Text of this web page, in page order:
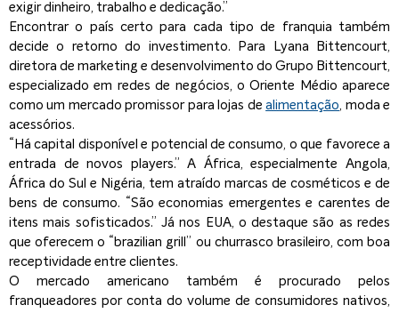
exigir dinheiro, trabalho e dedicação.”
Encontrar o país certo para cada tipo de franquia também
decide o retorno do investimento. Para Lyana Bittencourt,
diretora de marketing e desenvolvimento do Grupo Bittencourt,
especializado em redes de negócios, o Oriente Médio aparece
como um mercado promissor para lojas dealimentação, moda e
acessórios.
“Há capital disponível e potencial de consumo, o que favorece a
entrada de novos players.” A África, especialmente Angola,
África do Sul e Nigéria, tem atraído marcas de cosméticos e de
bens de consumo. “São economias emergentes e carentes de
itens mais sofisticados.” Já nos EUA, o destaque são as redes
que oferecem o “brazilian grill” ou churrasco brasileiro, com boa
receptividade entre clientes.
O mercado americano também é procurado pelos
franqueadores por conta do volume de consumidores nativos,